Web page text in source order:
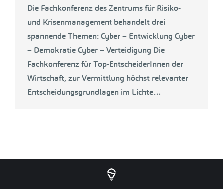
Die Fachkonferenz des Zentrums für Risiko-
und Krisenmanagement behandelt drei
spannende Themen: Cyber – Entwicklung Cyber
– Demokratie Cyber – Verteidigung Die
Fachkonferenz für Top-EntscheiderInnen der
Wirtschaft, zur Vermittlung höchst relevanter
Entscheidungsgrundlagen im Lichte…